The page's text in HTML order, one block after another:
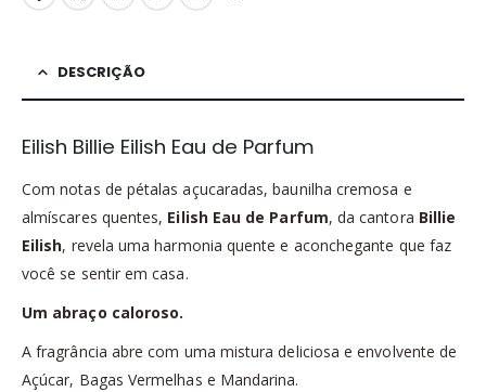
DESCRIÇÃO
Eilish Billie Eilish Eau de Parfum
Com notas de pétalas açucaradas, baunilha cremosa e
almíscares quentes, Eilish Eau de Parfum, da cantora Billie
Eilish, revela uma harmonia quente e aconchegante que faz
você se sentir em casa.
Um abraço caloroso.
A fragrância abre com uma mistura deliciosa e envolvente de
Açúcar, Bagas Vermelhas e Mandarina.